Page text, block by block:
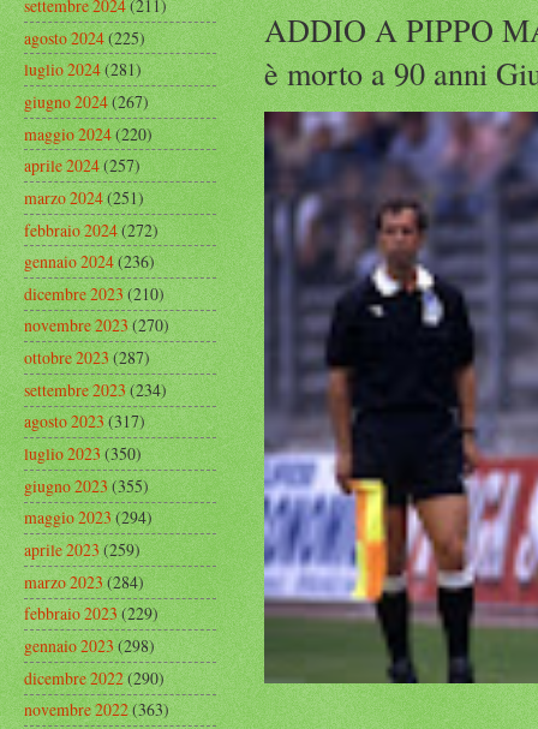
ADDIO A PIPPO
è morto a 90 anni
settembre 2024(211)
agosto 2024(225)
luglio 2024(281)
giugno 2024(267)
maggio 2024(220)
aprile 2024(257)
marzo 2024(251)
febbraio 2024(272)
gennaio 2024(236)
dicembre 2023(210)
novembre 2023(270)
ottobre 2023(287)
settembre 2023(234)
agosto 2023(317)
luglio 2023(350)
giugno 2023(355)
maggio 2023(294)
aprile 2023(259)
marzo 2023(284)
febbraio 2023(229)
gennaio 2023(298)
dicembre 2022(290)
novembre 2022(363)